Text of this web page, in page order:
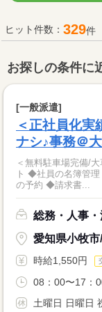
ヒット件数： 329件
お探しの条件に
[一般派遣]
＜正社員化実
ナシ♪事務＠
＜無料駐車場完備/
ト ◆社員の名簿管
の予約 ◆請求書...
総務・人事
愛知県小牧市
時給1,550円
08：00〜17：
土曜日 日曜日